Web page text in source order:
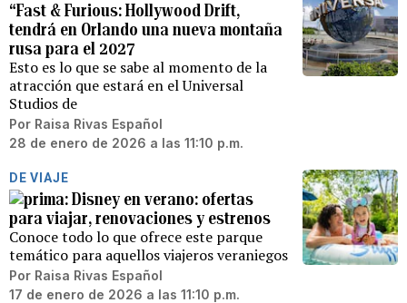
“Fast & Furious: Hollywood Drift,
tendrá en Orlando una nueva montaña
rusa para el 2027
Esto es lo que se sabe al momento de la
atracción que estará en el Universal
Studios de
Por Raisa Rivas Español
28 de enero de 2026 a las 11:10 p.m.
DE VIAJE
Disney en verano: ofertas
para viajar, renovaciones y estrenos
Conoce todo lo que ofrece este parque
temático para aquellos viajeros veraniegos
Por Raisa Rivas Español
17 de enero de 2026 a las 11:10 p.m.